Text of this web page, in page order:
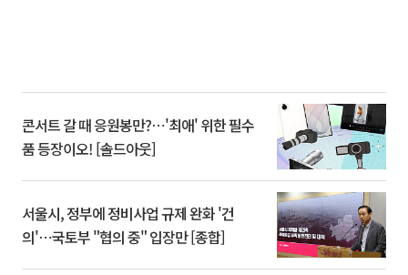
콘서트 갈 때 응원봉만?⋯'최애' 위한 필수
품 등장이오! [솔드아웃]
서울시, 정부에 정비사업 규제 완화 '건
의'⋯국토부 "협의 중" 입장만 [종합]